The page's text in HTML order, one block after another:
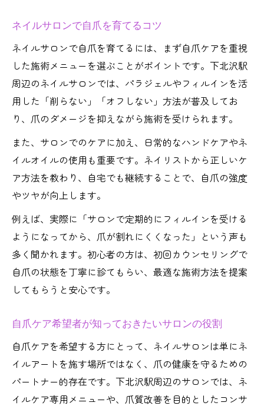
ネイルサロンで自爪を育てるコツ
ネイルサロンで自爪を育てるには、まず自爪ケアを重視
した施術メニューを選ぶことがポイントです。下北沢駅
周辺のネイルサロンでは、パラジェルやフィルインを活
用した「削らない」「オフしない」方法が普及してお
り、爪のダメージを抑えながら施術を受けられます。
また、サロンでのケアに加え、日常的なハンドケアやネ
イルオイルの使用も重要です。ネイリストから正しいケ
ア方法を教わり、自宅でも継続することで、自爪の強度
やツヤが向上します。
例えば、実際に「サロンで定期的にフィルインを受ける
ようになってから、爪が割れにくくなった」という声も
多く聞かれます。初心者の方は、初回カウンセリングで
自爪の状態を丁寧に診てもらい、最適な施術方法を提案
してもらうと安心です。
自爪ケア希望者が知っておきたいサロンの役割
自爪ケアを希望する方にとって、ネイルサロンは単にネ
イルアートを施す場所ではなく、爪の健康を守るための
パートナー的存在です。下北沢駅周辺のサロンでは、ネ
イルケア専用メニューや、爪質改善を目的としたコンサ